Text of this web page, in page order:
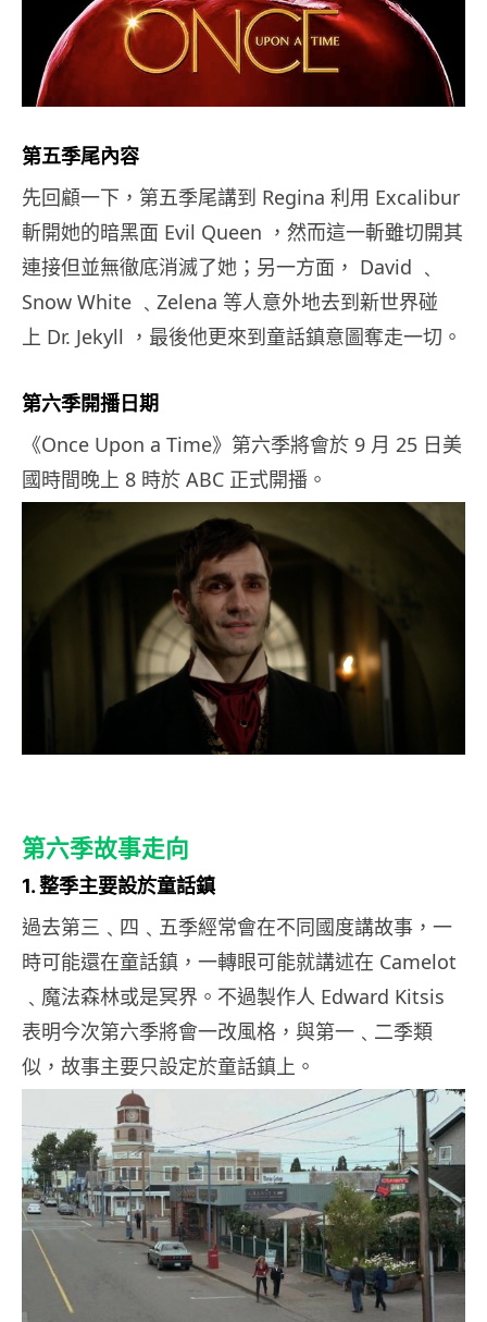
第五季尾內容
先回顧一下，第五季尾講到 Regina 利用 Excalibur
斬開她的暗黑面 Evil Queen ，然而這一斬雖切開其
連接但並無徹底消滅了她；另一方面， David ﹑
Snow White ﹑Zelena 等人意外地去到新世界碰
上 Dr. Jekyll ，最後他更來到童話鎮意圖奪走一切。
第六季開播日期
《Once Upon a Time》第六季將會於 9 月 25 日美
國時間晚上 8 時於 ABC 正式開播。
第六季故事走向
1. 整季主要設於童話鎮
過去第三﹑四﹑五季經常會在不同國度講故事，一
時可能還在童話鎮，一轉眼可能就講述在 Camelot
﹑魔法森林或是冥界。不過製作人 Edward Kitsis
表明今次第六季將會一改風格，與第一﹑二季類
似，故事主要只設定於童話鎮上。